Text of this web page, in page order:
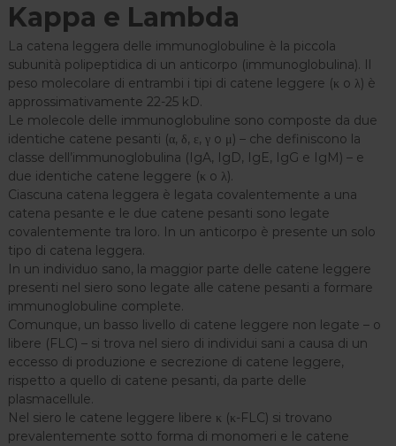
i
c
C
o
m
p
a
n
y
Kappa e Lambda
La catena leggera delle immunoglobuline è la piccola
subunità polipeptidica di un anticorpo (immunoglobulina). Il
peso molecolare di entrambi i tipi di catene leggere (κ o λ) è
approssimativamente 22-25 kD.
Le molecole delle immunoglobuline sono composte da due
identiche catene pesanti (α, δ, ε, γ o μ) – che definiscono la
classe dell’immunoglobulina (IgA, IgD, IgE, IgG e IgM) – e
due identiche catene leggere (κ o λ).
Ciascuna catena leggera è legata covalentemente a una
catena pesante e le due catene pesanti sono legate
covalentemente tra loro. In un anticorpo è presente un solo
tipo di catena leggera.
In un individuo sano, la maggior parte delle catene leggere
presenti nel siero sono legate alle catene pesanti a formare
immunoglobuline complete.
Comunque, un basso livello di catene leggere non legate – o
libere (FLC) – si trova nel siero di individui sani a causa di un
eccesso di produzione e secrezione di catene leggere,
rispetto a quello di catene pesanti, da parte delle
plasmacellule.
Nel siero le catene leggere libere κ (κ-FLC) si trovano
prevalentemente sotto forma di monomeri e le catene